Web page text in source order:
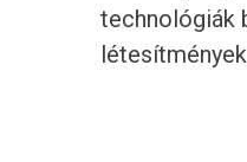
technológiák